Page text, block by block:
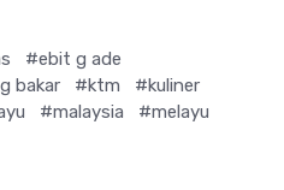
#ebit g ade
bakar #ktm
#kuliner
#malaysia
#melayu